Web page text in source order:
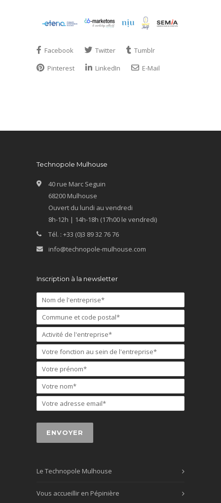
Facebook Twitter
Tumblr
Pinterest
LinkedIn E-Mail
Technopole Mulhouse
40 rue Marc Seguin
68200 Mulhouse
Ouvert du lundi au vendredi
8h-12h | 14h-18h (17h00 le vendredi)
Tél. : +33 (0)3 89 32 76 76
info@technopole-mulhouse.com
Inscription à la newsletter
Le Technopole Mulhouse
Vous accueillir en Pépinière